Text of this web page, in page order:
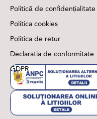
Politică de confidențialitate
Politica cookies
Politica de retur
Declaratia de conformitate
GDPR